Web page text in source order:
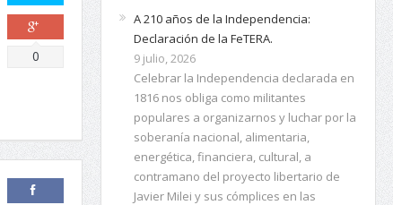
Comparte
0
A 210 años de la Independencia:
Declaración de la FeTERA.
9 julio, 2026
Celebrar la Independencia declarada en
1816 nos obliga como militantes
populares a organizarnos y luchar por la
soberanía nacional, alimentaria,
energética, financiera, cultural, a
contramano del proyecto libertario de
Javier Milei y sus cómplices en las